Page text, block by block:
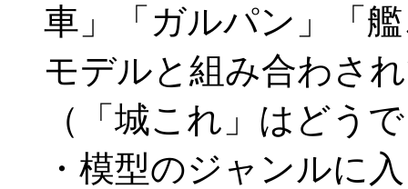
車」「ガルパン」「
モデルと組み合わさ
（「城これ」はどう
・模型のジャンルに